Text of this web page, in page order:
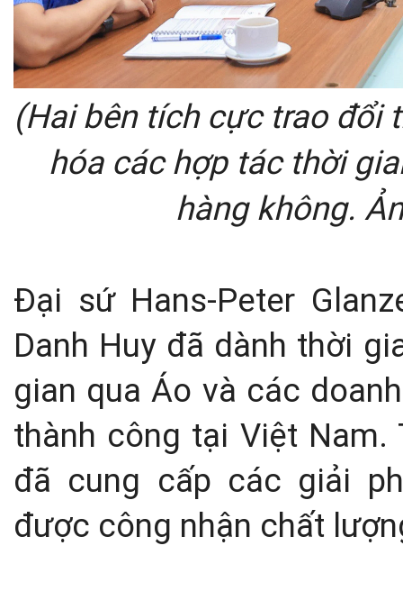
(Hai bên tích cực trao đổi
hóa các hợp tác thời
hàng không.
Đại sứ Hans-Peter
Danh Huy đã dành thời
gian qua Áo và các
thành công tại Việt Nam.
đã cung cấp các giải
được công nhận chất